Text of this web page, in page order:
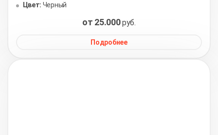
Цвет: Черный
от 25.000руб.
Подробнее